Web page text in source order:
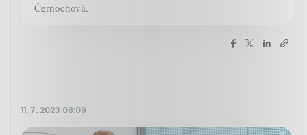
Černochová.
11. 7. 2023 08:09